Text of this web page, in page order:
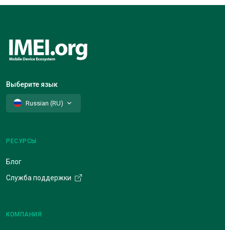
Выберите язык
Russian (RU)
РЕСУРСЫ
Блог
Служба поддержки
КОМПАНИЯ